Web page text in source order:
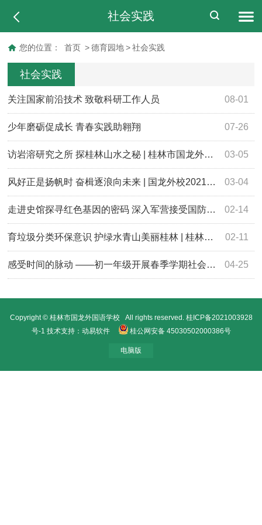
社会实践
您的位置： 首页 > 德育园地 > 社会实践
社会实践
08-01
关注国家前沿技术 致敬科研工作人员
07-26
少年磨砺促成长 青春实践助翱翔
03-05
访岩溶研究之所 探桂林山水之秘 | 桂林市国龙外国语学校高2204班社会实践活动有感
03-04
风好正是扬帆时 奋楫逐浪向未来 | 国龙外校2021级初中语文2023年寒假优秀实践作业展
02-14
走进史馆探寻红色基因的密码 深入军营接受国防教育的洗礼 | 桂林市国龙外国语学校高2209班寒假社会实践报道
02-11
育垃圾分类环保意识 护绿水青山美丽桂林 | 桂林市国龙外国语学校高2211班寒假社会活动实践报道
04-25
感受时间的脉动 ——初一年级开展春季学期社会实践活动
Copyright © 桂林市国龙外国语学校 All rights reserved. 桂ICP备2021003928
号-1 技术支持：动易软件 桂公网安备 45030502000386号
电脑版